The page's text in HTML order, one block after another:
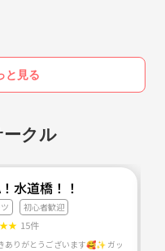
と見る
クル
水道橋！！
初心者歓迎
★★ 15件